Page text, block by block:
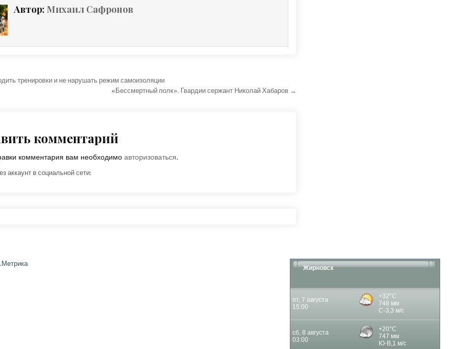
Автор: Михаил Сафронов
по записям
тренировки и не нарушать режим самоизоляции
«Бессмертный полк». Гвардии сержант Николай Хабаров →
комментарий
комментария вам необходимоавторизоваться.
аккаунт в социальной сети:
Жирновск